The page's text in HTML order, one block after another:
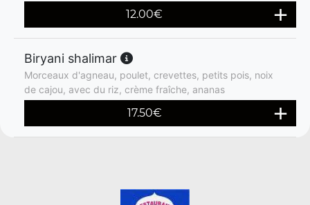
12.00€
Biryani shalimar
Morceaux d'agneau, poulet, crevettes, petits pois, noix
de cajou, avec du riz, crème fraîche, ananas
17.50€